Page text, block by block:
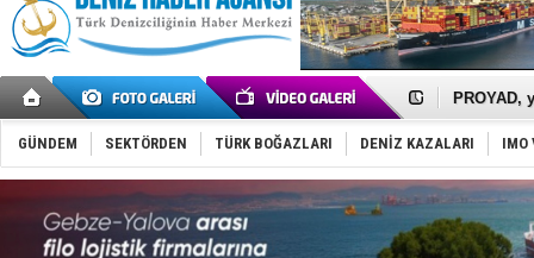
İTU AUV,
PROYAD,
Türkiye-
Türk
Deniz
DÖDER,
Fairline,
Baltık
Runit
GÜNDEM SEKTÖRDEN TÜRK BOĞAZLARI DENİZ KAZALARI IMO